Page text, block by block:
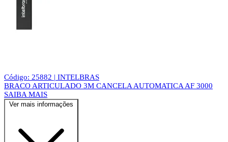
Código: 25882 | INTELBRAS
BRACO ARTICULADO 3M CANCELA AUTOMATICA AF 3000
SAIBA MAIS
Ver mais informações